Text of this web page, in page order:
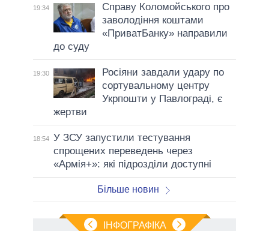
19:34
Справу Коломойського про
заволодіння коштами
«ПриватБанку» направили
до суду
19:30
Росіяни завдали удару по
сортувальному центру
Укрпошти у Павлограді, є
жертви
18:54 У ЗСУ запустили тестування
спрощених переведень через
«Армія+»: які підрозділи доступні
Більше новин
ІНФОГРАФІКА